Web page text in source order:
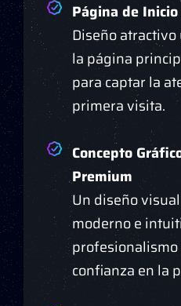
Página de
Diseño
la página
para captar la
primera visita.
Concepto
Premium
Un diseño
moderno e
confianza en la